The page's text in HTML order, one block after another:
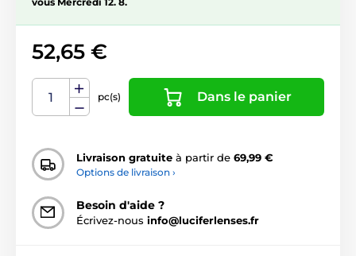
52,65 €
pc(s) Dans le panier
Livraison gratuite à partir de 69,99 €
Options de livraison ›
Besoin d'aide ?
Écrivez-nous info@luciferlenses.fr